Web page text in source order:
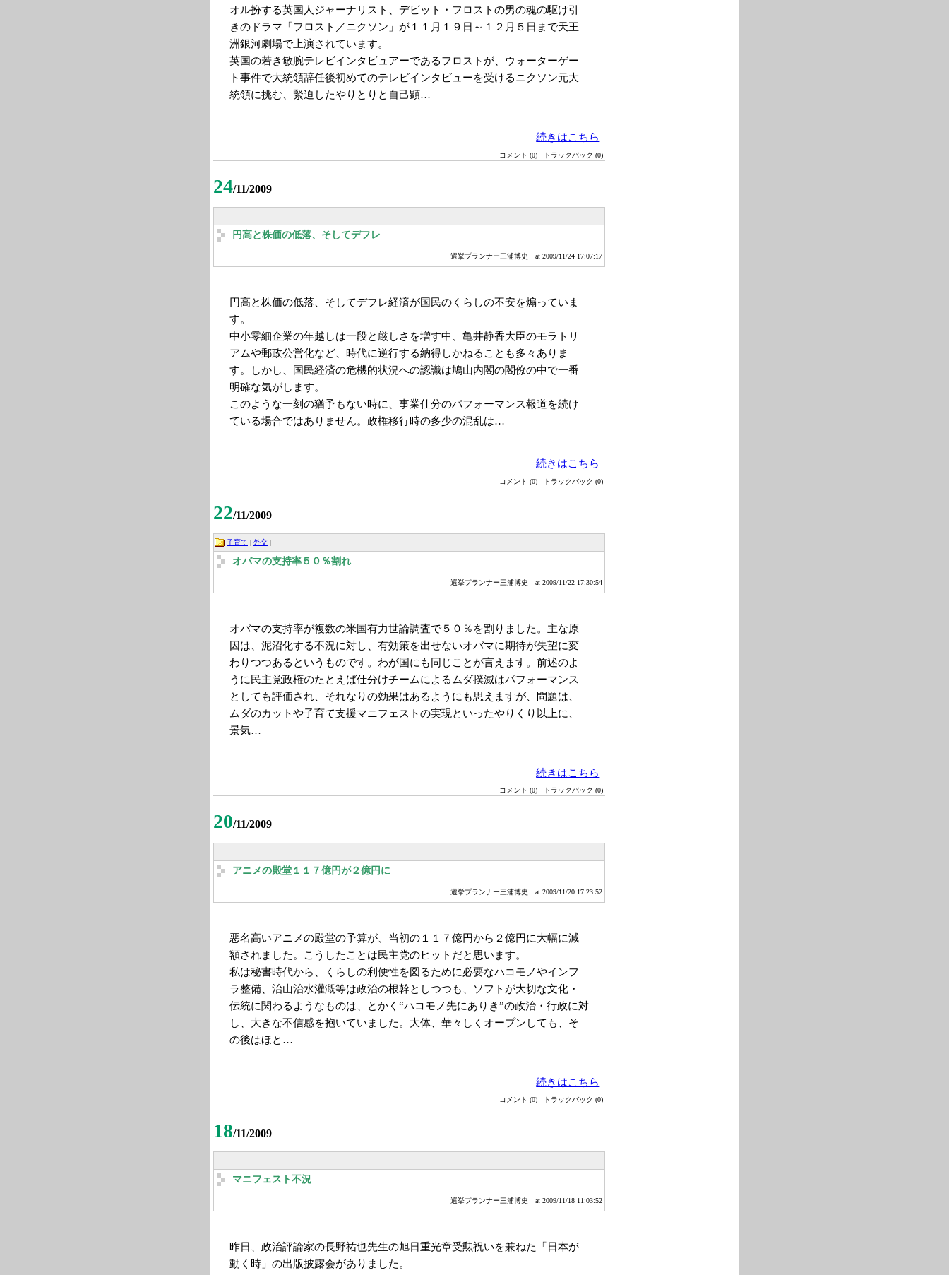
オル扮する英国人ジャーナリスト、デビット・フロストの男の魂の駆け引
きのドラマ「フロスト／ニクソン」が１１月１９日～１２月５日まで天王
洲銀河劇場で上演されています。
英国の若き敏腕テレビインタビュアーであるフロストが、ウォーターゲー
ト事件で大統領辞任後初めてのテレビインタビューを受けるニクソン元大
統領に挑む、緊迫したやりとりと自己顕…
続きはこちら
コメント (0) トラックバック (0)
24/11/2009
円高と株価の低落、そしてデフレ
選挙プランナー三浦博史 at 2009/11/24 17:07:17
円高と株価の低落、そしてデフレ経済が国民のくらしの不安を煽っていま
す。
中小零細企業の年越しは一段と厳しさを増す中、亀井静香大臣のモラトリ
アムや郵政公営化など、時代に逆行する納得しかねることも多々ありま
す。しかし、国民経済の危機的状況への認識は鳩山内閣の閣僚の中で一番
明確な気がします。
このような一刻の猶予もない時に、事業仕分のパフォーマンス報道を続け
ている場合ではありません。政権移行時の多少の混乱は…
続きはこちら
コメント (0) トラックバック (0)
22/11/2009
子育て | 外交 |
オバマの支持率５０％割れ
選挙プランナー三浦博史 at 2009/11/22 17:30:54
オバマの支持率が複数の米国有力世論調査で５０％を割りました。主な原
因は、泥沼化する不況に対し、有効策を出せないオバマに期待が失望に変
わりつつあるというものです。わが国にも同じことが言えます。前述のよ
うに民主党政権のたとえば仕分けチームによるムダ撲滅はパフォーマンス
としても評価され、それなりの効果はあるようにも思えますが、問題は、
ムダのカットや子育て支援マニフェストの実現といったやりくり以上に、
景気…
続きはこちら
コメント (0) トラックバック (0)
20/11/2009
アニメの殿堂１１７億円が２億円に
選挙プランナー三浦博史 at 2009/11/20 17:23:52
悪名高いアニメの殿堂の予算が、当初の１１７億円から２億円に大幅に減
額されました。こうしたことは民主党のヒットだと思います。
私は秘書時代から、くらしの利便性を図るために必要なハコモノやインフ
ラ整備、治山治水灌漑等は政治の根幹としつつも、ソフトが大切な文化・
伝統に関わるようなものは、とかく“ハコモノ先にありき”の政治・行政に対
し、大きな不信感を抱いていました。大体、華々しくオープンしても、そ
の後はほと…
続きはこちら
コメント (0) トラックバック (0)
18/11/2009
マニフェスト不況
選挙プランナー三浦博史 at 2009/11/18 11:03:52
昨日、政治評論家の長野祐也先生の旭日重光章受勲祝いを兼ねた「日本が
動く時」の出版披露会がありました。